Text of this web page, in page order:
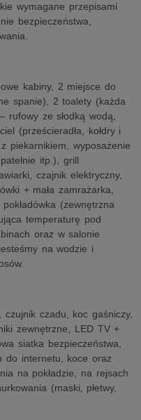
wymagane przepisami
bezpieczeństwa,
kabiny, 2 miejsce do
spanie), 2 toalety (każda
rufowy ze słodką wodą,
(prześcieradła, kołdry i
piekarnikiem, wyposażenie
itp.), grill
czajnik elektryczny,
+ mała zamrażarka,
(zewnętrzna
temperaturę pod
oraz w salonie
na wodzie i
czujnik czadu, koc gaśniczy,
zewnętrzne, LED TV +
siatka bezpieczeństwa,
do internetu, koce oraz
na pokładzie, na rejsach
(maski, płetwy,